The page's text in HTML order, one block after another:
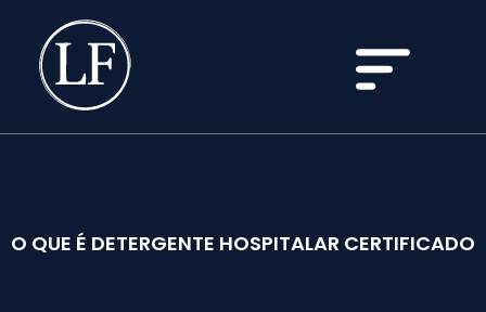
O QUE É DETERGENTE HOSPITALAR CERTIFICADO